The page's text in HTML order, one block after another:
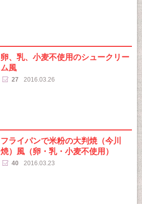
卵、乳、小麦不使用のシュークリー
ム風
27 2016.03.26
フライパンで米粉の大判焼（今川
焼）風（卵・乳・小麦不使用）
40 2016.03.23